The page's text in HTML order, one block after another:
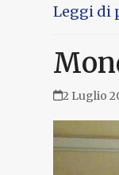
Leggi di
2 Luglio